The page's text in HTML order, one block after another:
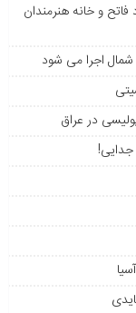
و خانه هنرمندان
شمال اجرا می شود
در عراق